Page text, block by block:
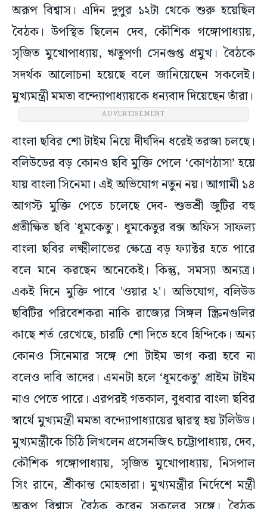
অরূপ বিশ্বাস। এদিন দুপুর ১২টা থেকে শুরু হয়েছিল
বৈঠক। উপস্থিত ছিলেন দেব, কৌশিক গঙ্গোপাধ্যায়,
সৃজিত মুখোপাধ্যায়, ঋতুপর্ণা সেনগুপ্ত প্রমুখ। বৈঠকে
সদর্থক আলোচনা হয়েছে বলে জানিয়েছেন সকলেই।
মুখ্যমন্ত্রী মমতা বন্দ্যোপাধ্যায়কে ধন্যবাদ দিয়েছেন তাঁরা।
ADVERTISEMENT
বাংলা ছবির শো টাইম নিয়ে দীর্ঘদিন ধরেই তরজা চলছে।
বলিউডের বড় কোনও ছবি মুক্তি পেলে ‘কোণঠাসা’ হয়ে
যায় বাংলা সিনেমা। এই অভিযোগ নতুন নয়। আগামী ১৪
আগস্ট মুক্তি পেতে চলেছে দেব- শুভশ্রী জুটির বহু
প্রতীক্ষিত ছবি 'ধূমকেতু'। ধূমকেতুর বক্স অফিস সাফল্য
বাংলা ছবির লক্ষ্মীলাভের ক্ষেত্রে বড় ফ্যাক্টর হতে পারে
বলে মনে করছেন অনেকেই। কিন্তু, সমস্যা অন্যত্র।
একই দিনে মুক্তি পাবে 'ওয়ার ২'। অভিযোগ, বলিউড
ছবিটির পরিবেশকরা নাকি রাজ্যের সিঙ্গল স্ক্রিনগুলির
কাছে শর্ত রেখেছে, চারটি শো দিতে হবে হিন্দিকে। অন্য
কোনও সিনেমার সঙ্গে শো টাইম ভাগ করা হবে না
বলেও দাবি তাদের। এমনটা হলে ‘ধূমকেতু’ প্রাইম টাইম
নাও পেতে পারে। এরপরই গতকাল, বুধবার বাংলা ছবির
স্বার্থে মুখ্যমন্ত্রী মমতা বন্দ্যোপাধ্যায়ের দ্বারস্থ হয় টলিউড।
মুখ্যমন্ত্রীকে চিঠি লিখলেন প্রসেনজিৎ চট্টোপাধ্যায়, দেব,
কৌশিক গঙ্গোপাধ্যায়, সৃজিত মুখোপাধ্যায়, নিসপাল
সিং রানে, শ্রীকান্ত মোহতারা। মুখ্যমন্ত্রীর নির্দেশে মন্ত্রী